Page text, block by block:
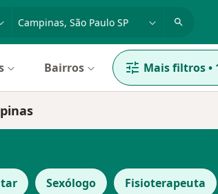
Bairros Mais filtros•
Sexólogo Fisioterapeuta